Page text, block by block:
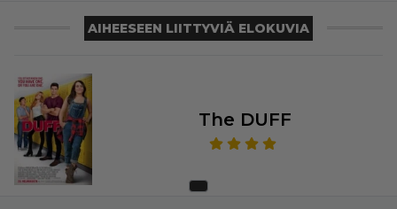
AIHEESEEN LIITTYVIÄ ELOKUVIA
The DUFF